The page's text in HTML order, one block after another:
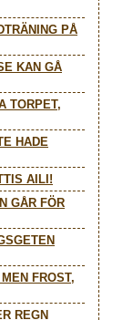
PÅ
KAN GÅ
TORPET,
HADE
AILI!
GÅR FÖR
FROST,
REGN